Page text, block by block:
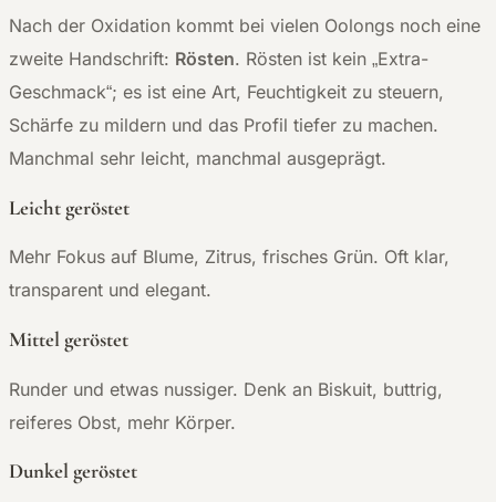
Nach der Oxidation kommt bei vielen Oolongs noch eine
zweite Handschrift: Rösten. Rösten ist kein „Extra-
Geschmack“; es ist eine Art, Feuchtigkeit zu steuern,
Schärfe zu mildern und das Profil tiefer zu machen.
Manchmal sehr leicht, manchmal ausgeprägt.
Leicht geröstet
Mehr Fokus auf Blume, Zitrus, frisches Grün. Oft klar,
transparent und elegant.
Mittel geröstet
Runder und etwas nussiger. Denk an Biskuit, buttrig,
reiferes Obst, mehr Körper.
Dunkel geröstet